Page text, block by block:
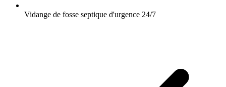
Vidange de fosse septique d'urgence 24/7